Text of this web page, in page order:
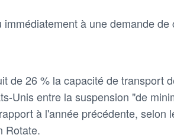
à une demande de
de 26 % la capacité de transport
Unis entre la suspension "de
à l'année précédente, selon
Rotate.